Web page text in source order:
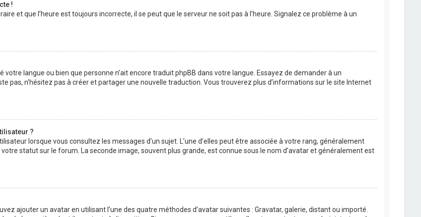
!
et que l’heure est toujours incorrecte, il se peut que le serveur ne soit pas à l’heure. Signalez ce problème à un
votre langue ou bien que personne n’ait encore traduit phpBB dans votre langue. Essayez de demander à un
pas, n’hésitez pas à créer et partager une nouvelle traduction. Vous trouverez plus d’informations sur le site Internet
?
lorsque vous consultez les messages d’un sujet. L’une d’elles peut être associée à votre rang, généralement
statut sur le forum. La seconde image, souvent plus grande, est connue sous le nom d’avatar et généralement est
ajouter un avatar en utilisant l’une des quatre méthodes d’avatar suivantes : Gravatar, galerie, distant ou importé.